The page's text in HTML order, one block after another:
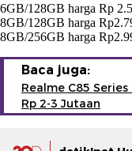
6GB/128GB harga Rp
8GB/128GB harga
8GB/256GB harga
Baca juga:
Realme C85
Rp 2-3 Jutaan